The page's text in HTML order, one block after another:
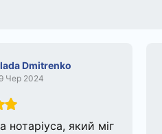
Dmitrenko
Чер 2024
нотаріуса, який міг